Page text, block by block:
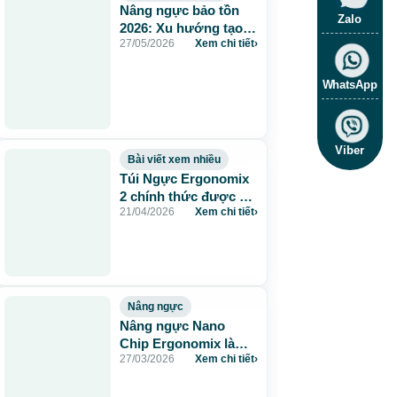
Nâng ngực bảo tồn
2026: Xu hướng tạo
hình ngực được cập
27/05/2026 Xem chi tiết›
Bài viết xem nhiều
Túi Ngực Ergonomix
2 chính thức được ra
mắt – Xu Hướng
21/04/2026 Xem chi tiết›
Nâng ngực
Nâng ngực Nano
Chip Ergonomix là
gì? Chi tiết & quy
27/03/2026 Xem chi tiết›
Zalo
WhatsApp
Viber